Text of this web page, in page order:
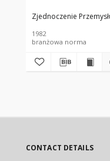
Zjednoczenie
1982
branżowa norma
CONTACT DETAILS